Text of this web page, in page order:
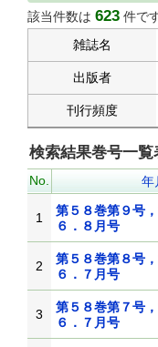
該当件数は 623 件で
雑誌名
出版者
刊行頻度
検索結果巻号一覧
No. 年
1
第５８巻第９号
６．８月号
2
第５８巻第８号
６．７月号
3
第５８巻第７号
６．７月号